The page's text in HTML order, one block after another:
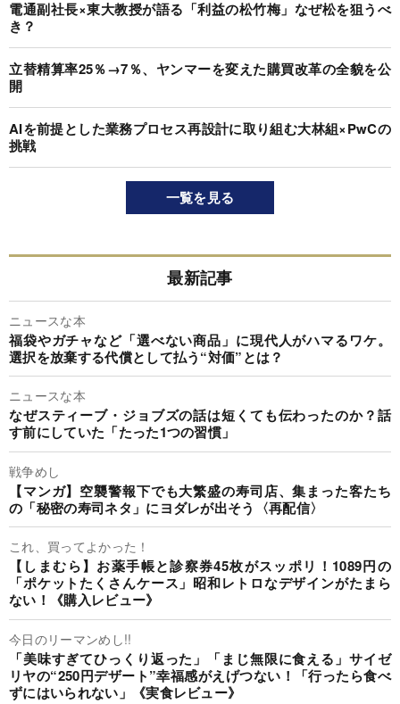
電通副社長×東大教授が語る「利益の松竹梅」なぜ松を狙うべ
き？
立替精算率25％→7％、ヤンマーを変えた購買改革の全貌を公
開
AIを前提とした業務プロセス再設計に取り組む大林組×PwCの
挑戦
一覧を見る
最新記事
ニュースな本
福袋やガチャなど「選べない商品」に現代人がハマるワケ。
選択を放棄する代償として払う“対価”とは？
ニュースな本
なぜスティーブ・ジョブズの話は短くても伝わったのか？話
す前にしていた「たった1つの習慣」
戦争めし
【マンガ】空襲警報下でも大繁盛の寿司店、集まった客たち
の「秘密の寿司ネタ」にヨダレが出そう〈再配信〉
これ、買ってよかった！
【しまむら】お薬手帳と診察券45枚がスッポリ！1089円の
「ポケットたくさんケース」昭和レトロなデザインがたまら
ない！《購入レビュー》
今日のリーマンめし!!
「美味すぎてひっくり返った」「まじ無限に食える」サイゼ
リヤの“250円デザート”幸福感がえげつない！「行ったら食べ
ずにはいられない」《実食レビュー》